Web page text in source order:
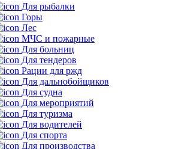
Для рыбалки
Горы
Лес
МЧС и пожарные
Для больниц
Для тендеров
Рации для ржд
Для дальнобойщиков
Для судна
Для мероприятий
Для туризма
Для водителей
Для спорта
Для производства